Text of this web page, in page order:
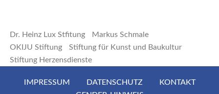
Dr. Heinz Lux Stfitung
Markus Schmale
OKIJU Stiftung
Stiftung für Kunst und Baukultur
Stiftung Herzensdienste
IMPRESSUM DATENSCHUTZ
KONTAKT